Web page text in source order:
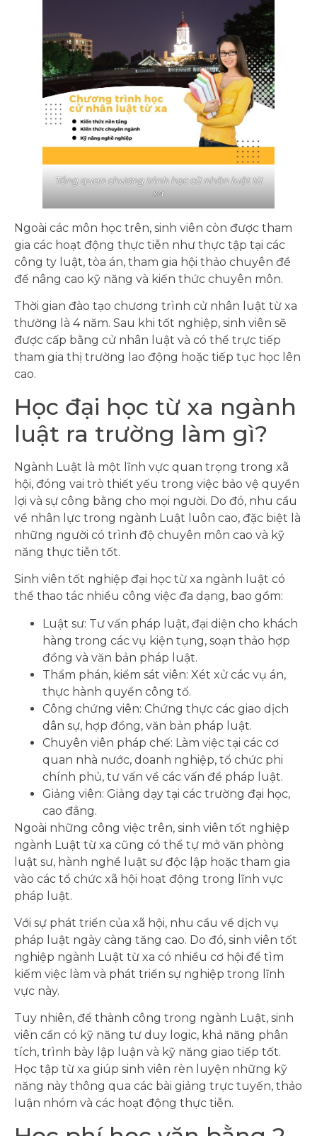
Tổng quan chương trình học cử nhân luật từ
xa
Ngoài các môn học trên, sinh viên còn được tham
gia các hoạt động thực tiễn như thực tập tại các
công ty luật, tòa án, tham gia hội thảo chuyên đề
để nâng cao kỹ năng và kiến thức chuyên môn.
Thời gian đào tạo chương trình cử nhân luật từ xa
thường là 4 năm. Sau khi tốt nghiệp, sinh viên sẽ
được cấp bằng cử nhân luật và có thể trực tiếp
tham gia thị trường lao động hoặc tiếp tục học lên
cao.
Học đại học từ xa ngành
luật ra trường làm gì?
Ngành Luật là một lĩnh vực quan trọng trong xã
hội, đóng vai trò thiết yếu trong việc bảo vệ quyền
lợi và sự công bằng cho mọi người. Do đó, nhu cầu
về nhân lực trong ngành Luật luôn cao, đặc biệt là
những người có trình độ chuyên môn cao và kỹ
năng thực tiễn tốt.
Sinh viên tốt nghiệp đại học từ xa ngành luật có
thể thao tác nhiều công việc đa dạng, bao gồm:
Luật sư: Tư vấn pháp luật, đại diện cho khách
hàng trong các vụ kiện tụng, soạn thảo hợp
đồng và văn bản pháp luật.
Thẩm phán, kiểm sát viên: Xét xử các vụ án,
thực hành quyền công tố.
Công chứng viên: Chứng thực các giao dịch
dân sự, hợp đồng, văn bản pháp luật.
Chuyên viên pháp chế: Làm việc tại các cơ
quan nhà nước, doanh nghiệp, tổ chức phi
chính phủ, tư vấn về các vấn đề pháp luật.
Giảng viên: Giảng dạy tại các trường đại học,
cao đẳng.
Ngoài những công việc trên, sinh viên tốt nghiệp
ngành Luật từ xa cũng có thể tự mở văn phòng
luật sư, hành nghề luật sư độc lập hoặc tham gia
vào các tổ chức xã hội hoạt động trong lĩnh vực
pháp luật.
Với sự phát triển của xã hội, nhu cầu về dịch vụ
pháp luật ngày càng tăng cao. Do đó, sinh viên tốt
nghiệp ngành Luật từ xa có nhiều cơ hội để tìm
kiếm việc làm và phát triển sự nghiệp trong lĩnh
vực này.
Tuy nhiên, để thành công trong ngành Luật, sinh
viên cần có kỹ năng tư duy logic, khả năng phân
tích, trình bày lập luận và kỹ năng giao tiếp tốt.
Học tập từ xa giúp sinh viên rèn luyện những kỹ
năng này thông qua các bài giảng trực tuyến, thảo
luận nhóm và các hoạt động thực tiễn.